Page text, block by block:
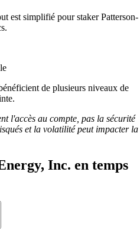
est simplifié pour staker Patterson-
de plusieurs niveaux de
l'accès au compte, pas la sécurité
et la volatilité peut impacter la
Inc. en temps